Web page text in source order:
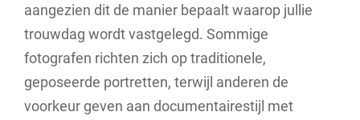
aangezien dit de manier bepaalt waarop jullie
trouwdag wordt vastgelegd. Sommige
fotografen richten zich op traditionele,
geposeerde portretten, terwijl anderen de
voorkeur geven aan documentairestijl met